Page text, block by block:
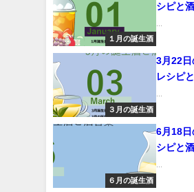
１月の誕生酒
シピと
３月の誕生酒
3月22日
レシピ
６月の誕生酒
6月18日
シピと